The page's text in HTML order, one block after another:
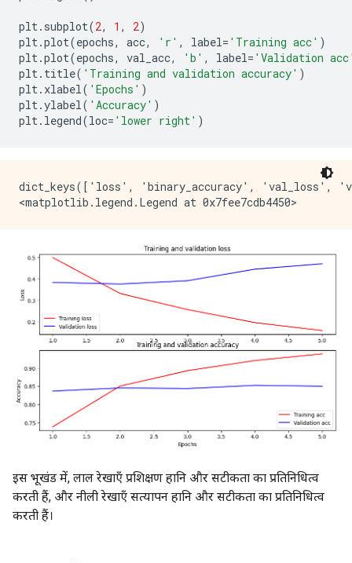
plt. subplot(2, 1 , 2)
plt.plot(epochs, acc, 'r' , label= 'Training acc' )
plt.plot(epochs, val_acc, 'b' , label= 'Validation
plt. title( 'Training and validation accuracy' )
plt. xlabel( 'Epochs' )
plt.ylabel( 'Accuracy' )
plt. legend(loc= 'lower right' )
dict_keys(['loss', 'binary_accuracy', 'val_loss',
इस भूखंड में, लाल रेखाएँ प्रशिक्षण हानि और सटीकता का प्रतिनिधित्व
करती हैं, और नीली रेखाएँ सत्यापन हानि और सटीकता का प्रतिनिधित्व
करती हैं।